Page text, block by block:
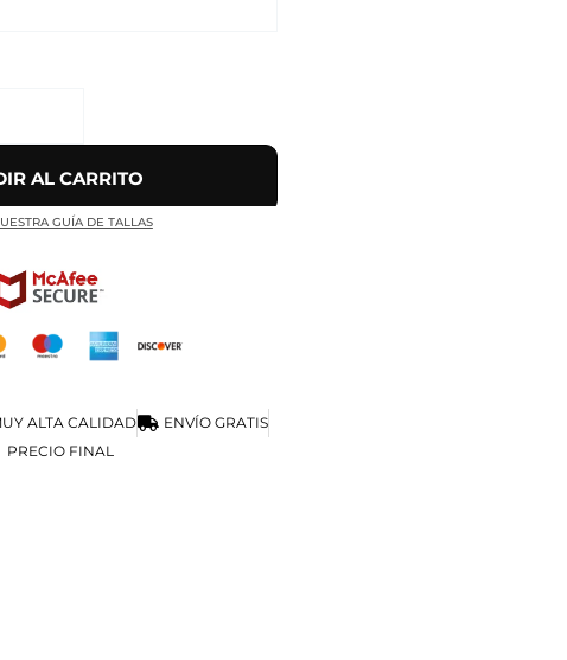
AL CARRITO
GUÍA DE TALLAS
ALTA CALIDAD
ENVÍO GRATIS
PRECIO FINAL